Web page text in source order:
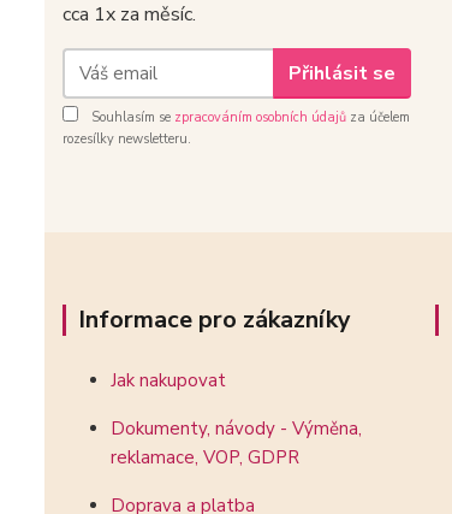
cca 1x za měsíc.
Přihlásit se
Souhlasím se zpracováním osobních údajů za účelem
rozesílky newsletteru.
Informace pro zákazníky
Jak nakupovat
Dokumenty, návody - Výměna,
reklamace, VOP, GDPR
Doprava a platba